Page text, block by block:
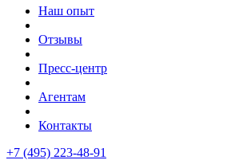
Наш опыт
Отзывы
Пресс-центр
Агентам
Контакты
+7 (495) 223-48-91